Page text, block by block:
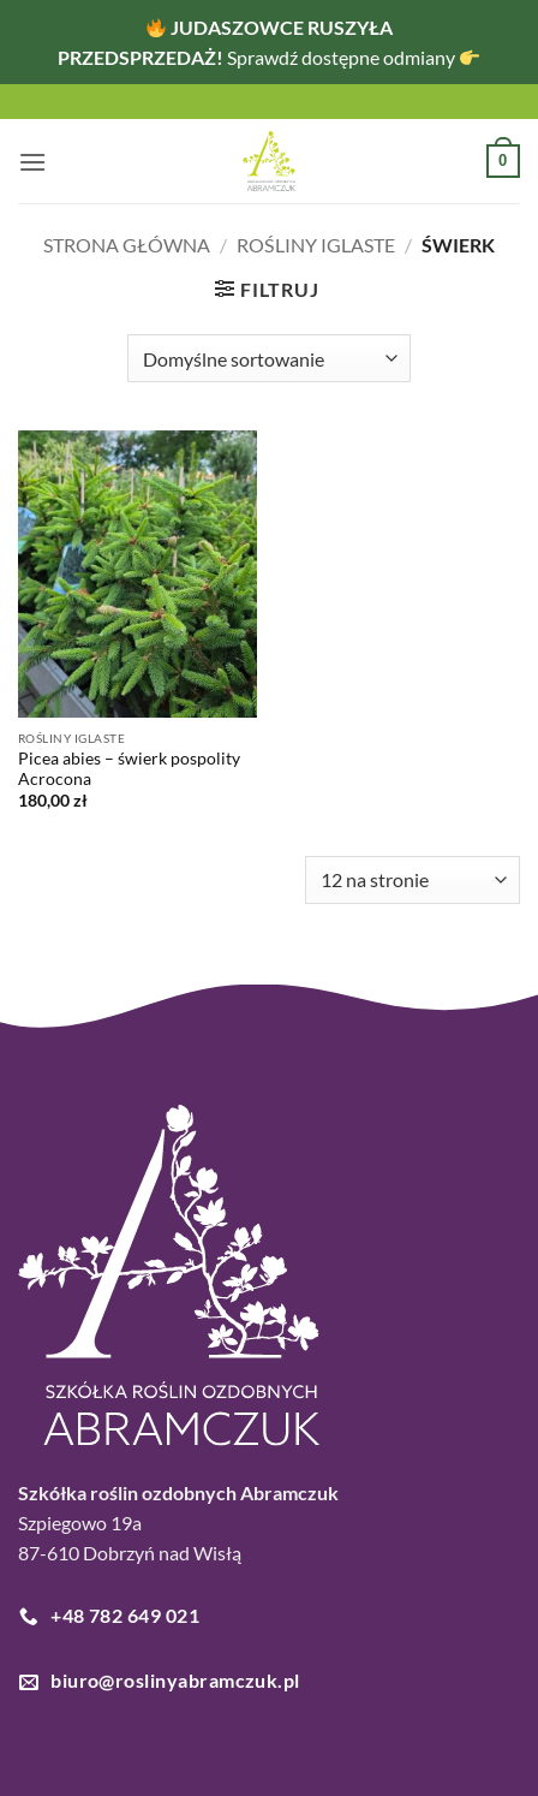
JUDASZOWCE RUSZYŁA
PRZEDSPRZEDAŻ! Sprawdź dostępne odmiany
zawartości
0
STRONA GŁÓWNA / ROŚLINY IGLASTE / ŚWIERK
FILTRUJ
ROŚLINY IGLASTE
Picea abies – świerk pospolity
Acrocona
180,00zł
Szkółka roślin ozdobnych Abramczuk
Szpiegowo 19a
87-610 Dobrzyń nad Wisłą
+48 782 649 021
biuro@roslinyabramczuk.pl